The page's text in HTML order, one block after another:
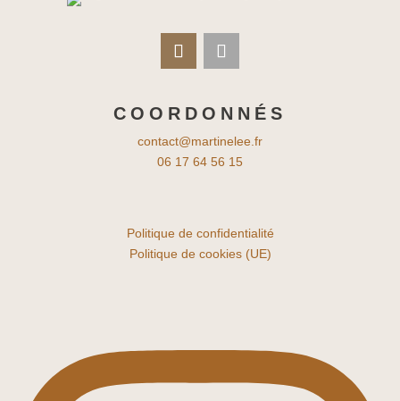
COORDONNÉS
contact@martinelee.fr
06 17 64 56 15
Politique de confidentialité
Politique de cookies (UE)